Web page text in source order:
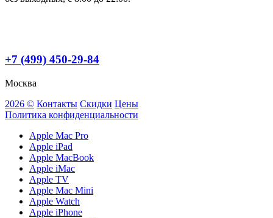
+7 (499) 450-29-84
Москва
2026 © Контакты Скидки Цены
Политика конфиденциальности
Apple Mac Pro
Apple iPad
Apple MacBook
Apple iMac
Apple TV
Apple Mac Mini
Apple Watch
Apple iPhone